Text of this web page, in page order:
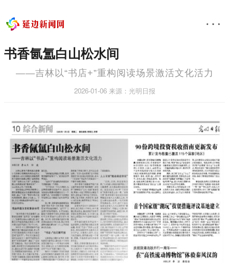
书香氤氲白山松水间
——吉林以“书店+”重构阅读场景激活文化活力
2026-01-06 来源：光明日报